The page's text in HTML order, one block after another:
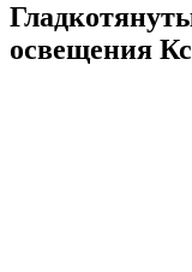
освещения